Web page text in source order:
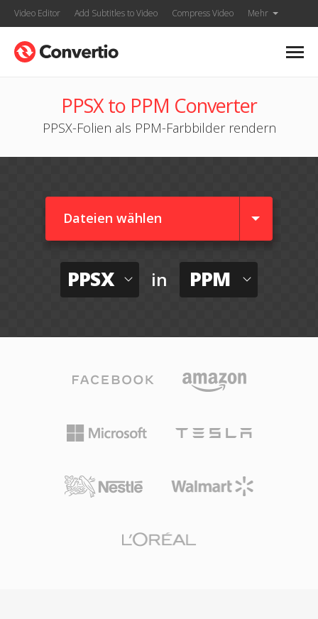
Video Editor Add Subtitles to Video Compress Video Mehr
PPSX to PPM Converter
PPSX-Folien als PPM-Farbbilder rendern
Dateien wählen
PPSX in PPM